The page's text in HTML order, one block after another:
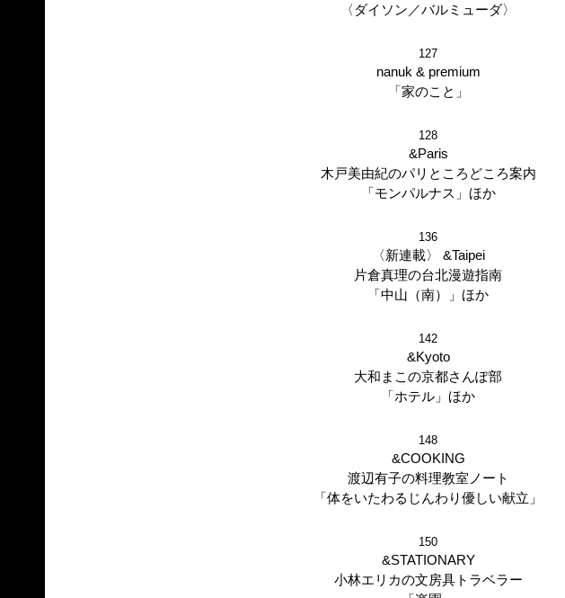
〈ダイソン／バルミューダ〉
127
nanuk & premium
「家のこと」
128
&Paris
木戸美由紀のパリところどころ案内
「モンパルナス」ほか
136
〈新連載〉 &Taipei
片倉真理の台北漫遊指南
「中山（南）」ほか
142
&Kyoto
大和まこの京都さんぽ部
「ホテル」ほか
148
&COOKING
渡辺有子の料理教室ノート
「体をいたわるじんわり優しい献立」
150
&STATIONARY
小林エリカの文房具トラベラー